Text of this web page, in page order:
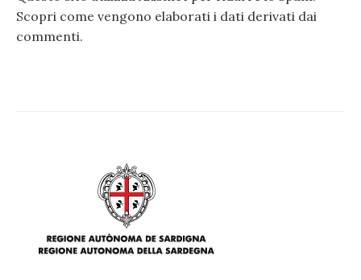
Scopri come vengono elaborati i dati derivati dai
commenti.